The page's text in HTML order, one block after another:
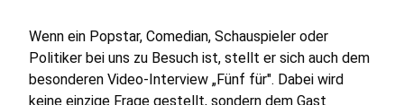
Wenn ein Popstar, Comedian, Schauspieler oder
Politiker bei uns zu Besuch ist, stellt er sich auch dem
besonderen Video-Interview „Fünf für". Dabei wird
keine einzige Frage gestellt, sondern dem Gast